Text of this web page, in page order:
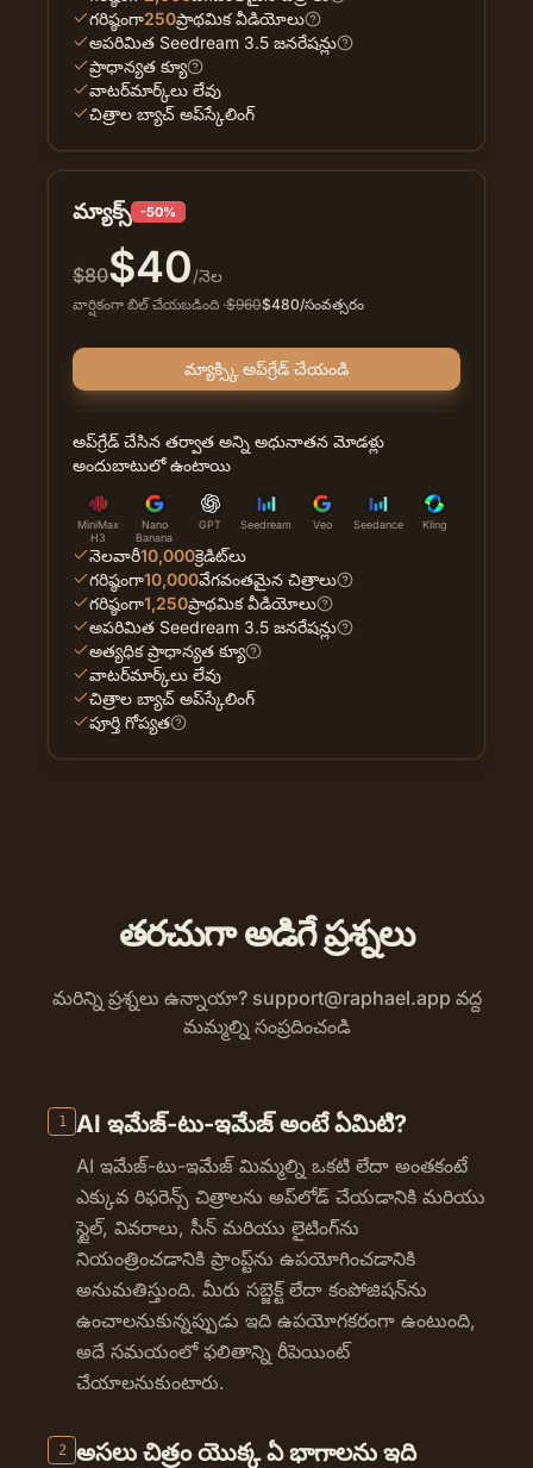
గరిష్ఠంగా250ప్రాథమిక వీడియోలు
అపరిమిత Seedream 3.5 జనరేషన్లు
ప్రాధాన్యత క్యూ
వాటర్‌మార్క్‌లు లేవు
చిత్రాల బ్యాచ్ అప్‌స్కేలింగ్
మ్యాక్స్ -50%
$80$40/నెల
వార్షికంగా బిల్ చేయబడింది ·$960$480/సంవత్సరం
మ్యాక్స్కి అప్‌గ్రేడ్ చేయండి
అప్‌గ్రేడ్ చేసిన తర్వాత అన్ని అధునాతన మోడళ్లు
అందుబాటులో ఉంటాయి
MiniMax
H3
Nano
Banana
GPT Seedream Veo Seedance Kling
నెలవారీ10,000క్రెడిట్‌లు
గరిష్ఠంగా10,000వేగవంతమైన చిత్రాలు
గరిష్ఠంగా1,250ప్రాథమిక వీడియోలు
అపరిమిత Seedream 3.5 జనరేషన్లు
అత్యధిక ప్రాధాన్యత క్యూ
వాటర్‌మార్క్‌లు లేవు
చిత్రాల బ్యాచ్ అప్‌స్కేలింగ్
పూర్తి గోప్యత
తరచుగా అడిగే ప్రశ్నలు
మరిన్ని ప్రశ్నలు ఉన్నాయా? support@raphael.app వద్ద
మమ్మల్ని సంప్రదించండి
1 AI ఇమేజ్-టు-ఇమేజ్ అంటే ఏమిటి?
AI ఇమేజ్-టు-ఇమేజ్ మిమ్మల్ని ఒకటి లేదా అంతకంటే
ఎక్కువ రిఫరెన్స్ చిత్రాలను అప్‌లోడ్ చేయడానికి మరియు
స్టైల్, వివరాలు, సీన్ మరియు లైటింగ్‌ను
నియంత్రించడానికి ప్రాంప్ట్‌ను ఉపయోగించడానికి
అనుమతిస్తుంది. మీరు సబ్జెక్ట్ లేదా కంపోజిషన్‌ను
ఉంచాలనుకున్నప్పుడు ఇది ఉపయోగకరంగా ఉంటుంది,
అదే సమయంలో ఫలితాన్ని రీపెయింట్
చేయాలనుకుంటారు.
2
అసలు చిత్రం యొక్క ఏ భాగాలను ఇది